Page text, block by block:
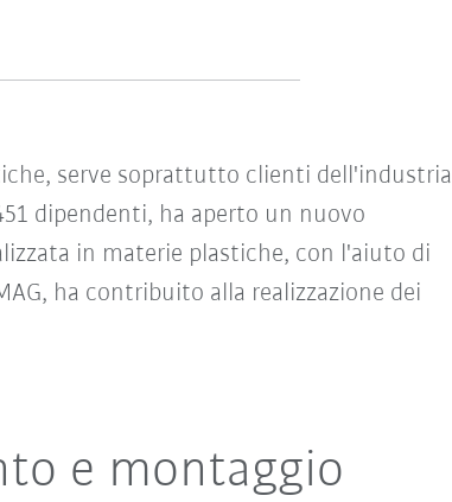
serve soprattutto clienti dell'industria
dipendenti, ha aperto un nuovo
in materie plastiche, con l'aiuto di
ha contribuito alla realizzazione dei
e montaggio